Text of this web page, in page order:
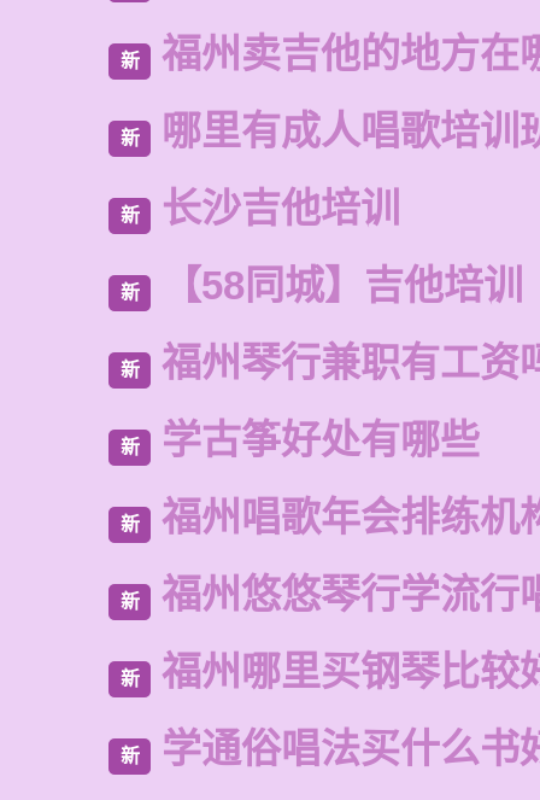
新 福州卖吉他的地方在
新 哪里有成人唱歌培训
新 长沙吉他培训
新 【58同城】吉他培训
新 福州琴行兼职有工资
新 学古筝好处有哪些
新 福州唱歌年会排练机
新 福州悠悠琴行学流行
新 福州哪里买钢琴比较
新 学通俗唱法买什么书